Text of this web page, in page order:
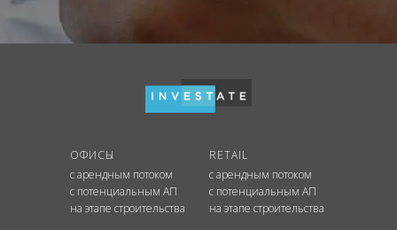
ОФИСЫ
с арендным потоком
с потенциальным АП
на этапе строительства
RETAIL
с арендным потоком
с потенциальным АП
на этапе строительства